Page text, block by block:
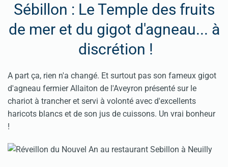
Sébillon : Le Temple des fruits
de mer et du gigot d'agneau... à
discrétion !
A part ça, rien n'a changé. Et surtout pas son fameux gigot
d'agneau fermier Allaiton de l'Aveyron présenté sur le
chariot à trancher et servi à volonté avec d'excellents
haricots blancs et de son jus de cuissons. Un vrai bonheur
!